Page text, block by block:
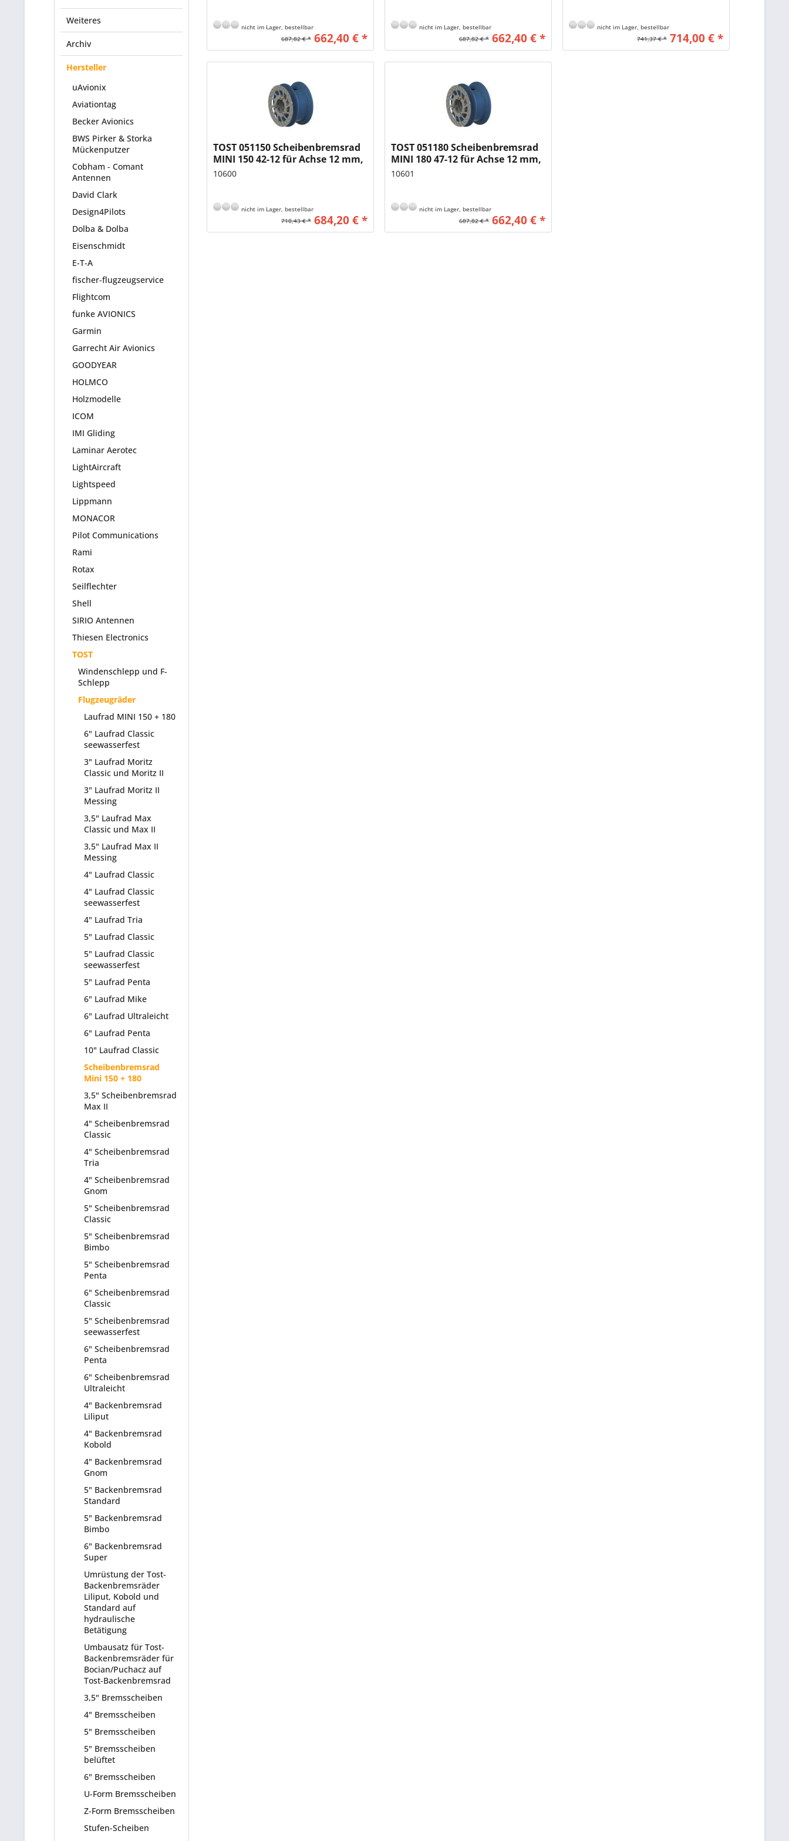
Weiteres
Archiv
Hersteller
uAvionix
Aviationtag
Becker Avionics
BWS Pirker & Storka
Mückenputzer
Cobham - Comant
Antennen
David Clark
Design4Pilots
Dolba & Dolba
Eisenschmidt
E-T-A
fischer-flugzeugservice
Flightcom
funke AVIONICS
Garmin
Garrecht Air Avionics
GOODYEAR
HOLMCO
Holzmodelle
ICOM
IMI Gliding
Laminar Aerotec
LightAircraft
Lightspeed
Lippmann
MONACOR
Pilot Communications
Rami
Rotax
Seilflechter
Shell
SIRIO Antennen
Thiesen Electronics
TOST
Windenschlepp und F-
Schlepp
Flugzeugräder
Laufrad MINI 150 + 180
6" Laufrad Classic
seewasserfest
3" Laufrad Moritz
Classic und Moritz II
3" Laufrad Moritz II
Messing
3,5" Laufrad Max
Classic und Max II
3,5" Laufrad Max II
Messing
4" Laufrad Classic
4" Laufrad Classic
seewasserfest
4" Laufrad Tria
5" Laufrad Classic
5" Laufrad Classic
seewasserfest
5" Laufrad Penta
6" Laufrad Mike
6" Laufrad Ultraleicht
6" Laufrad Penta
10" Laufrad Classic
Scheibenbremsrad
Mini 150 + 180
3,5" Scheibenbremsrad
Max II
4" Scheibenbremsrad
Classic
4" Scheibenbremsrad
Tria
4" Scheibenbremsrad
Gnom
5" Scheibenbremsrad
Classic
5" Scheibenbremsrad
Bimbo
5" Scheibenbremsrad
Penta
6" Scheibenbremsrad
Classic
5" Scheibenbremsrad
seewasserfest
6" Scheibenbremsrad
Penta
6" Scheibenbremsrad
Ultraleicht
4" Backenbremsrad
Liliput
4" Backenbremsrad
Kobold
4" Backenbremsrad
Gnom
5" Backenbremsrad
Standard
5" Backenbremsrad
Bimbo
6" Backenbremsrad
Super
Umrüstung der Tost-
Backenbremsräder
Liliput, Kobold und
Standard auf
hydraulische
Betätigung
Umbausatz für Tost-
Backenbremsräder für
Bocian/Puchacz auf
Tost-Backenbremsrad
3,5" Bremsscheiben
4" Bremsscheiben
5" Bremsscheiben
5" Bremsscheiben
belüftet
6" Bremsscheiben
U-Form Bremsscheiben
Z-Form Bremsscheiben
Stufen-Scheiben
nicht im Lager, bestellbar
687,82 € * 662,40 € *
nicht im Lager, bestellbar
687,82 € * 662,40 € *
nicht im Lager, bestellbar
741,37 € * 714,00 € *
TOST 051150 Scheibenbremsrad
MINI 150 42-12 für Achse 12 mm,
Reifen 150x30
10600
nicht im Lager, bestellbar
710,43 € * 684,20 € *
TOST 051180 Scheibenbremsrad
MINI 180 47-12 für Achse 12 mm,
Reifen 180x35
10601
nicht im Lager, bestellbar
687,82 € * 662,40 € *